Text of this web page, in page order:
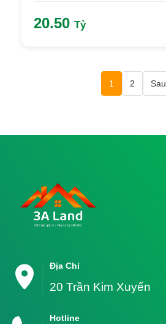
20.50 Tỷ
1 2 Sau
Địa Chỉ
20 Trần Kim Xuyến
Hotline